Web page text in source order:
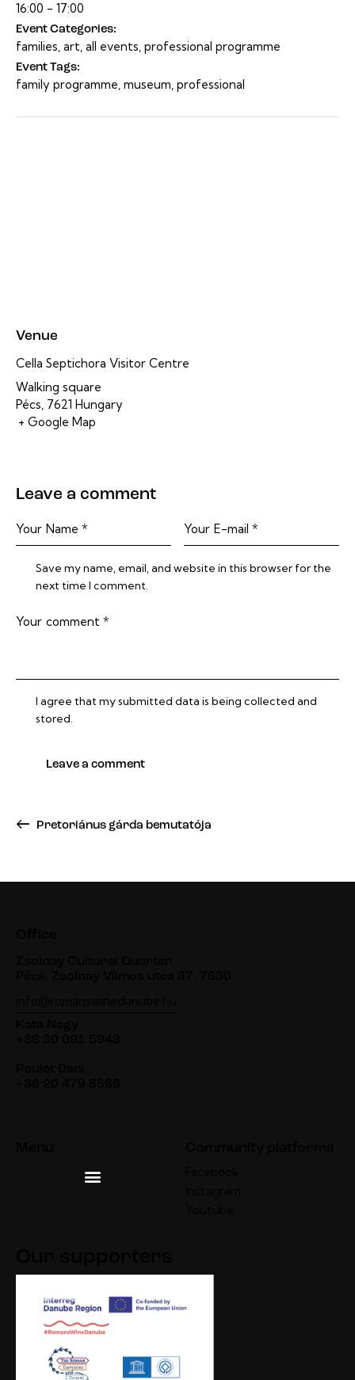
16:00 - 17:00
Event Categories:
families, art, all events, professional programme
Event Tags:
family programme, museum, professional
Venue
Cella Septichora Visitor Centre
Walking square
Pécs, 7621 Hungary
+ Google Map
Leave a comment
Save my name, email, and website in this browser for the
next time I comment.
I agree that my submitted data is being collected and
stored.
Pretoriánus gárda bemutatója